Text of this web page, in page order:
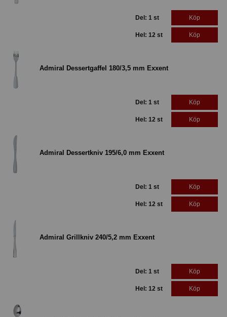
Del: 1 st Köp
Hel: 12 st Köp
Admiral Dessertgaffel 180/3,5 mm Exxent
Del: 1 st Köp
Hel: 12 st Köp
Admiral Dessertkniv 195/6,0 mm Exxent
Del: 1 st Köp
Hel: 12 st Köp
Admiral Grillkniv 240/5,2 mm Exxent
Del: 1 st Köp
Hel: 12 st Köp